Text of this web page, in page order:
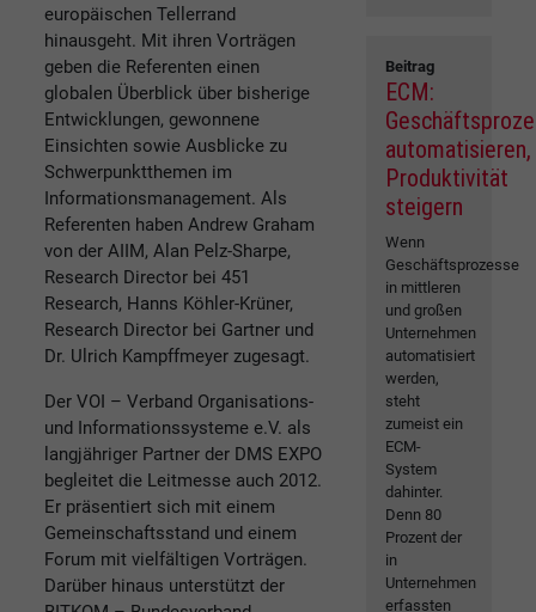
europäischen Tellerrand
hinausgeht. Mit ihren Vorträgen
geben die Referenten einen
globalen Überblick über bisherige
Entwicklungen, gewonnene
Einsichten sowie Ausblicke zu
Schwerpunktthemen im
Informationsmanagement. Als
Referenten haben Andrew Graham
von der AIIM, Alan Pelz-Sharpe,
Research Director bei 451
Research, Hanns Köhler-Krüner,
Research Director bei Gartner und
Dr. Ulrich Kampffmeyer zugesagt.
Der VOI – Verband Organisations-
und Informationssysteme e.V. als
langjähriger Partner der DMS EXPO
begleitet die Leitmesse auch 2012.
Er präsentiert sich mit einem
Gemeinschaftsstand und einem
Forum mit vielfältigen Vorträgen.
Darüber hinaus unterstützt der
Beitrag
ECM:
automatisieren,
Produktivität
steigern
Wenn
Geschäftsprozesse
in mittleren
und großen
Unternehmen
automatisiert
werden,
steht
zumeist ein
ECM-
System
dahinter.
Denn 80
Prozent der
in
Unternehmen
erfassten